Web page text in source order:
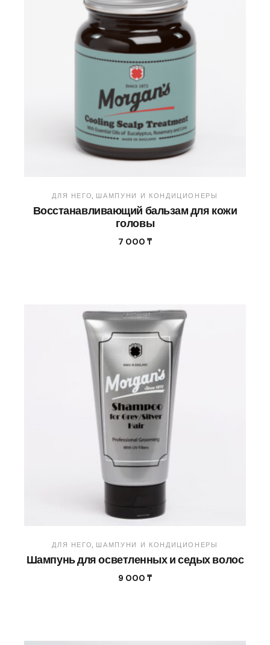
ДЛЯ НЕГО ШАМПУНИ И КОНДИЦИОНЕРЫ
Восстанавливающий бальзам для кожи
головы
7 000 ₸
ДЛЯ НЕГО ШАМПУНИ И КОНДИЦИОНЕРЫ
Шампунь для осветленных и седых волос
9 000 ₸